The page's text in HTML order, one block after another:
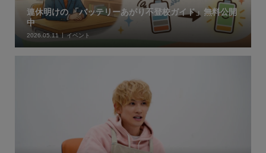
連休明けの 「バッテリーあがり不登校ガイド」無料公開
中
2026.05.11 イベント